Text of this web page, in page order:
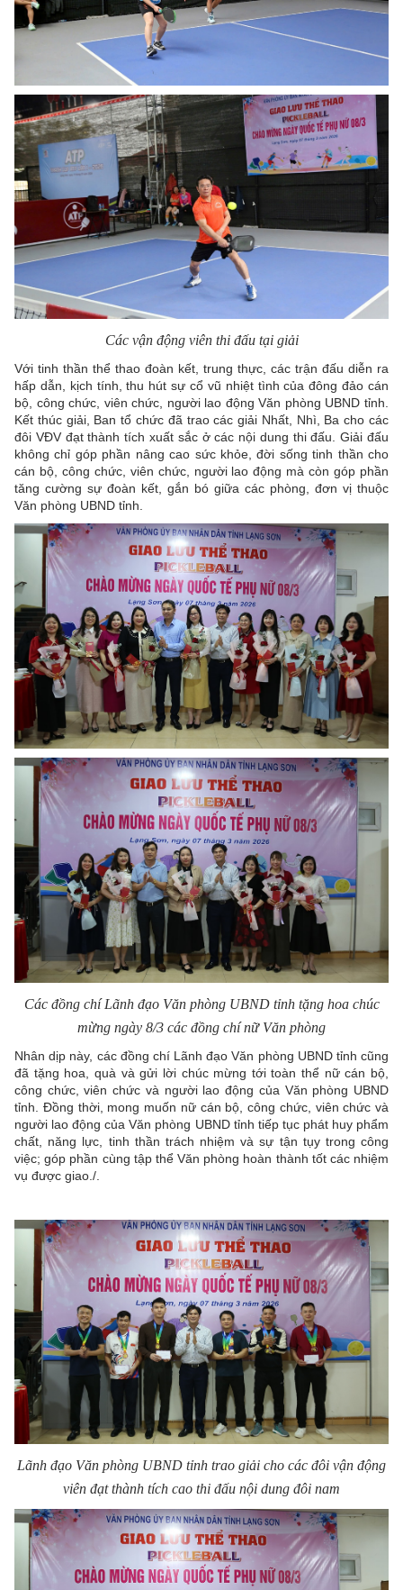
Các vận động viên thi đấu tại giải
Với tinh thần thể thao đoàn kết, trung thực, các trận đấu diễn ra
hấp dẫn, kịch tính, thu hút sự cổ vũ nhiệt tình của đông đảo cán
bộ, công chức, viên chức, người lao động Văn phòng UBND tỉnh.
Kết thúc giải, Ban tổ chức đã trao các giải Nhất, Nhì, Ba cho các
đôi VĐV đạt thành tích xuất sắc ở các nội dung thi đấu. Giải đấu
không chỉ góp phần nâng cao sức khỏe, đời sống tinh thần cho
cán bộ, công chức, viên chức, người lao động mà còn góp phần
tăng cường sự đoàn kết, gắn bó giữa các phòng, đơn vị thuộc
Văn phòng UBND tỉnh.
Các đồng chí Lãnh đạo Văn phòng UBND tỉnh tặng hoa chúc
mừng ngày 8/3 các đồng chí nữ Văn phòng
Nhân dịp này, các đồng chí Lãnh đạo Văn phòng UBND tỉnh cũng
đã tặng hoa, quà và gửi lời chúc mừng tới toàn thể nữ cán bộ,
công chức, viên chức và người lao động của Văn phòng UBND
tỉnh. Đồng thời, mong muốn nữ cán bộ, công chức, viên chức và
người lao động của Văn phòng UBND tỉnh tiếp tục phát huy phẩm
chất, năng lực, tinh thần trách nhiệm và sự tận tụy trong công
việc; góp phần cùng tập thể Văn phòng hoàn thành tốt các nhiệm
vụ được giao./.
Lãnh đạo Văn phòng UBND tỉnh trao giải cho các đôi vận động
viên đạt thành tích cao thi đấu nội dung đôi nam